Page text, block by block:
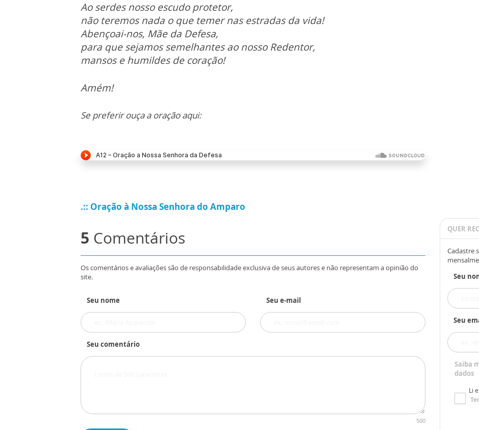
Ao serdes nosso escudo protetor,
não teremos nada o que temer nas estradas da vida!
Abençoai-nos, Mãe da Defesa,
para que sejamos semelhantes ao nosso Redentor,
mansos e humildes de coração!
Amém!
Se preferir ouça a oração aqui:
.:: Oração à Nossa Senhora do Amparo
5 Comentários
Os comentários e avaliações são de responsabilidade exclusiva de seus autores e não representam a opinião do
site.
Seu nome Seu e-mail
Seu comentário
500
QUER
Cadastre
Seu
Seu
Saiba
dados
Li